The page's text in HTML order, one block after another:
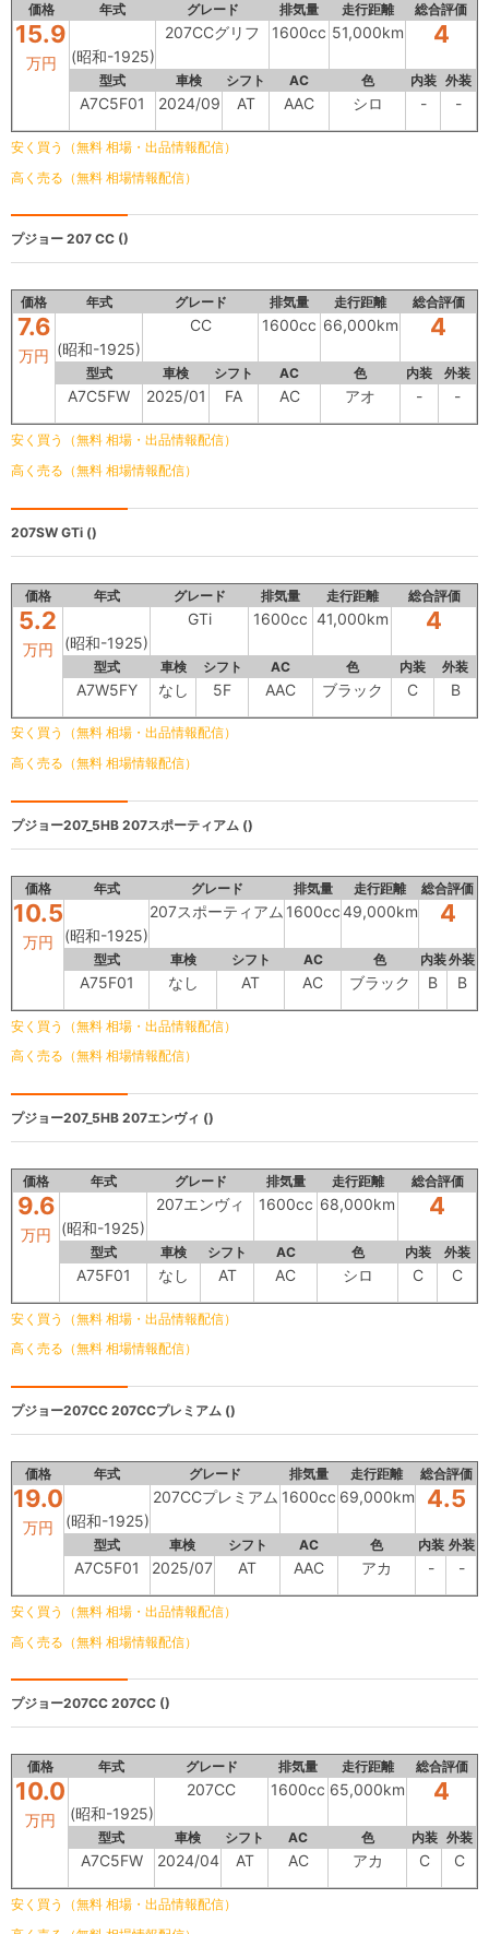
価格 年式 グレード 排気量 走行距離 総合評価
15.9
万円 (昭和-1925)
207CCグリフ 1600cc 51,000km 4
型式 車検 シフト AC 色 内装 外装
A7C5F01 2024/09 AT AAC シロ - -
安く買う（無料 相場・出品情報配信）
高く売る（無料 相場情報配信）
プジョー 207 CC ()
価格 年式 グレード 排気量 走行距離 総合評価
7.6
万円 (昭和-1925)
CC 1600cc 66,000km 4
型式 車検 シフト AC 色 内装 外装
A7C5FW 2025/01 FA AC アオ - -
安く買う（無料 相場・出品情報配信）
高く売る（無料 相場情報配信）
207SW GTi ()
価格 年式 グレード 排気量 走行距離 総合評価
5.2
万円 (昭和-1925)
GTi 1600cc 41,000km 4
型式 車検 シフト AC 色 内装 外装
A7W5FY なし 5F AAC ブラック C B
安く買う（無料 相場・出品情報配信）
高く売る（無料 相場情報配信）
プジョー207_5HB 207スポーティアム ()
価格 年式 グレード 排気量 走行距離 総合評価
10.5
万円 (昭和-1925)
207スポーティアム 1600cc49,000km 4
型式 車検 シフト AC 色 内装外装
A75F01 なし AT AC ブラック B B
安く買う（無料 相場・出品情報配信）
高く売る（無料 相場情報配信）
プジョー207_5HB 207エンヴィ ()
価格 年式 グレード 排気量 走行距離 総合評価
9.6
万円 (昭和-1925)
207エンヴィ 1600cc 68,000km 4
型式 車検 シフト AC 色 内装 外装
A75F01 なし AT AC シロ C C
安く買う（無料 相場・出品情報配信）
高く売る（無料 相場情報配信）
プジョー207CC 207CCプレミアム ()
価格 年式 グレード 排気量 走行距離 総合評価
19.0
万円 (昭和-1925)
207CCプレミアム 1600cc 69,000km 4.5
型式 車検 シフト AC 色 内装 外装
A7C5F01 2025/07 AT AAC アカ - -
安く買う（無料 相場・出品情報配信）
高く売る（無料 相場情報配信）
プジョー207CC 207CC ()
価格 年式 グレード 排気量 走行距離 総合評価
10.0
万円 (昭和-1925)
207CC 1600cc 65,000km 4
型式 車検 シフト AC 色 内装 外装
A7C5FW 2024/04 AT AC アカ C C
安く買う（無料 相場・出品情報配信）